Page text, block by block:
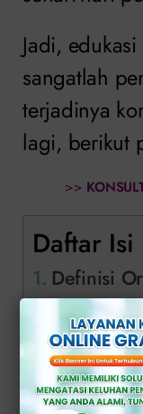
Jadi,
sangatlah
terjadinya
lagi, berikut
>>
Daftar Isi
Definisi
Segera
di Klinik